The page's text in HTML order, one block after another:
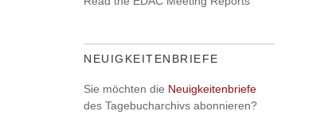
NEUIGKEITENBRIEFE
Sie möchten die Neuigkeitenbriefe
des Tagebucharchivs abonnieren?